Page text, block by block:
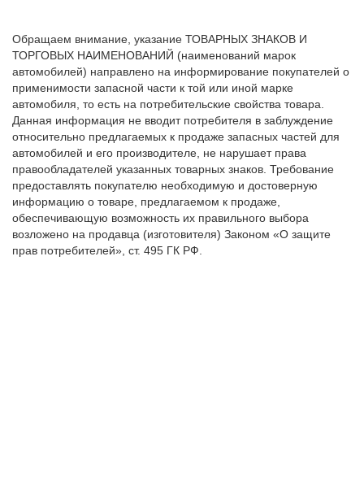
Обращаем внимание, указание ТОВАРНЫХ ЗНАКОВ И
ТОРГОВЫХ НАИМЕНОВАНИЙ (наименований марок
автомобилей) направлено на информирование покупателей о
применимости запасной части к той или иной марке
автомобиля, то есть на потребительские свойства товара.
Данная информация не вводит потребителя в заблуждение
относительно предлагаемых к продаже запасных частей для
автомобилей и его производителе, не нарушает права
правообладателей указанных товарных знаков. Требование
предоставлять покупателю необходимую и достоверную
информацию о товаре, предлагаемом к продаже,
обеспечивающую возможность их правильного выбора
возложено на продавца (изготовителя) Законом «О защите
прав потребителей», ст. 495 ГК РФ.